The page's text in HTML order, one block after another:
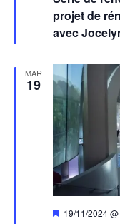
projet de
avec
MAR
19
Mis
19/11/2024